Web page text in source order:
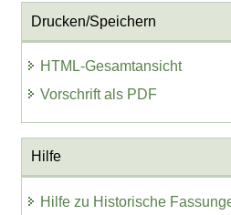
Drucken/Speichern
HTML-Gesamtansicht
Vorschrift als PDF
Hilfe
Hilfe zu Historische